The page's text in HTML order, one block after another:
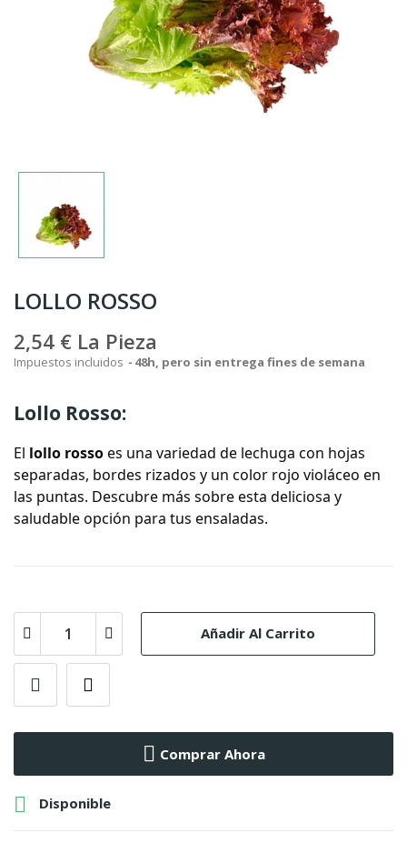
LOLLO ROSSO
2,54 € La Pieza
Impuestos incluidos 48h, pero sin entrega fines de semana
Lollo Rosso:
El lollo rossoes una variedad de lechuga con hojas
separadas, bordes rizados y un color rojo violáceo en
las puntas. Descubre más sobre esta deliciosa y
saludable opción para tus ensaladas.
Añadir Al Carrito
Comprar Ahora
 Disponible